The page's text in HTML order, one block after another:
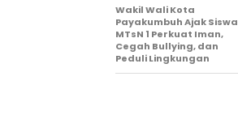
Wakil Wali Kota
Payakumbuh Ajak Siswa
MTsN 1 Perkuat Iman,
Cegah Bullying, dan
Peduli Lingkungan